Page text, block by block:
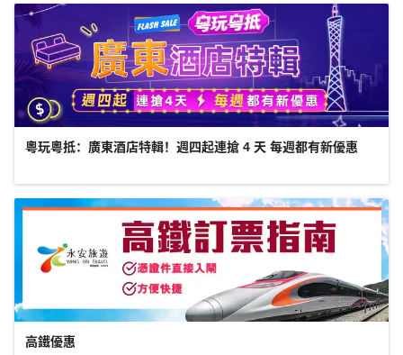
粵玩粵抵：廣東酒店特輯！週四起連搶 4 天 每週都有新優惠
高鐵優惠